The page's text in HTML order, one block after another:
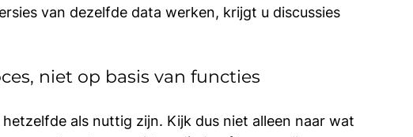
van dezelfde data werken, krijgt u discussies
niet op basis van functies
als nuttig zijn. Kijk dus niet alleen naar wat